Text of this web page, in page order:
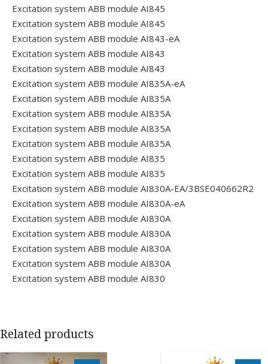
Excitation system ABB module AI845
Excitation system ABB module AI845
Excitation system ABB module AI843-eA
Excitation system ABB module AI843
Excitation system ABB module AI843
Excitation system ABB module AI835A-eA
Excitation system ABB module AI835A
Excitation system ABB module AI835A
Excitation system ABB module AI835A
Excitation system ABB module AI835A
Excitation system ABB module AI835
Excitation system ABB module AI835
Excitation system ABB module AI830A-EA/3BSE040662R2
Excitation system ABB module AI830A-eA
Excitation system ABB module AI830A
Excitation system ABB module AI830A
Excitation system ABB module AI830A
Excitation system ABB module AI830A
Excitation system ABB module AI830
Related products